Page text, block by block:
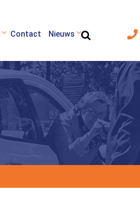
Contact Nieuws